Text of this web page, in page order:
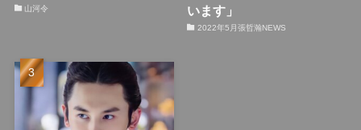
山河令
います」
2022年5月張哲瀚NEWS